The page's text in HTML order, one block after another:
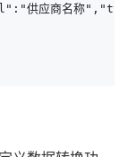
供应商名称